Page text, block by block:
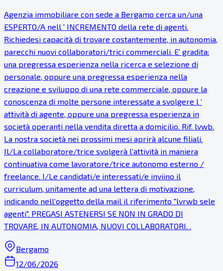
Agenzia immobiliare con sede a Bergamo cerca un/una
ESPERTO/A nell ' INCREMENTO della rete di agenti.
Richiedesi capacità di trovare costantemente, in autonomia,
parecchi nuovi collaboratori/trici commerciali. E' gradita:
una pregressa esperienza nella ricerca e selezione di
personale, oppure una pregressa esperienza nella
creazione e sviluppo di una rete commerciale, oppure la
conoscenza di molte persone interessate a svolgere l ’
attività di agente, oppure una pregressa esperienza in
società operanti nella vendita diretta a domicilio. Rif. lvwb.
La nostra società nei prossimi mesi aprirà alcune filiali.
Il/La collaboratore/trice svolgerà l’attività in maniera
continuativa come lavoratore/trice autonomo esterno /
freelance. I/Le candidati/e interessati/e inviino il
curriculum, unitamente ad una lettera di motivazione,
indicando nell‘oggetto della mail il riferimento "lvrwb sele
agenti". PREGASI ASTENERSI SE NON IN GRADO DI
TROVARE, IN AUTONOMIA, NUOVI COLLABORATORI. .
Bergamo
12/06/2026